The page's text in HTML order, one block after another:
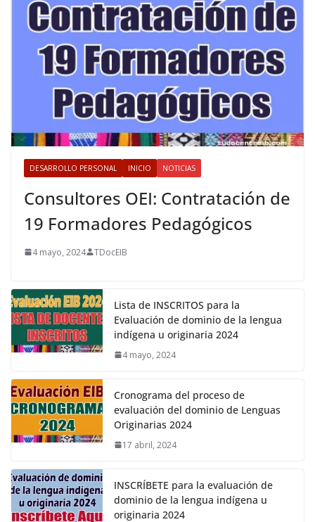
DESARROLLO PERSONAL INICIO NOTICIAS
Consultores OEI: Contratación de
19 Formadores Pedagógicos
4 mayo, 2024 TDocEIB
Lista de INSCRITOS para la
Evaluación de dominio de la lengua
indígena u originaria 2024
4 mayo, 2024
Cronograma del proceso de
evaluación del dominio de Lenguas
Originarias 2024
17 abril, 2024
INSCRÍBETE para la evaluación de
dominio de la lengua indígena u
originaria 2024